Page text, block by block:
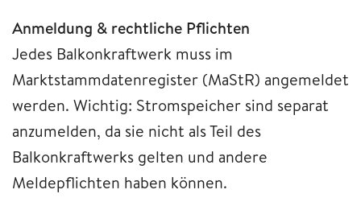
Anmeldung & rechtliche Pflichten
Jedes Balkonkraftwerk muss im
Marktstammdatenregister (MaStR) angemeldet
werden. Wichtig: Stromspeicher sind separat
anzumelden, da sie nicht als Teil des
Balkonkraftwerks gelten und andere
Meldepflichten haben können.